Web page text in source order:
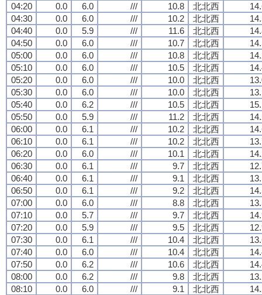
04:20
0.0 6.0 /// 10.8 北北西
04:30
0.0 6.0 /// 10.2 北北西
04:40
0.0 5.9 /// 11.6 北北西
04:50
0.0 6.0 /// 10.7 北北西
05:00
0.0 6.0 /// 10.8 北北西
05:10
0.0 6.0 /// 10.5 北北西
05:20
0.0 6.0 /// 10.0 北北西
05:30
0.0 6.0 /// 10.0 北北西
05:40
0.0 6.2 /// 10.5 北北西
05:50
0.0 5.9 /// 11.2 北北西
06:00
0.0 6.1 /// 10.2 北北西
06:10
0.0 6.1 /// 10.2 北北西
06:20
0.0 6.0 /// 10.1 北北西
06:30
0.0 6.1 /// 9.7 北北西
06:40
0.0 6.1 /// 9.1 北北西
06:50
0.0 6.1 /// 9.2 北北西
07:00
0.0 6.0 /// 8.8 北北西
07:10
0.0 5.7 /// 9.7 北北西
07:20
0.0 5.9 /// 9.5 北北西
07:30
0.0 6.1 /// 10.4 北北西
07:40
0.0 6.0 /// 10.4 北北西
07:50
0.0 6.2 /// 10.6 北北西
08:00
0.0 6.2 /// 9.8 北北西
08:10
0.0 6.0 /// 9.1 北北西